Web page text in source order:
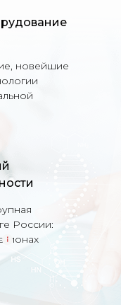
новейшие
России: